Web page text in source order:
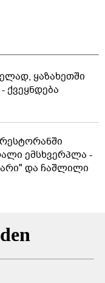
ყაზახეთში
ქვეყნდება
ემსხვერპლა -
და ჩაშლილი